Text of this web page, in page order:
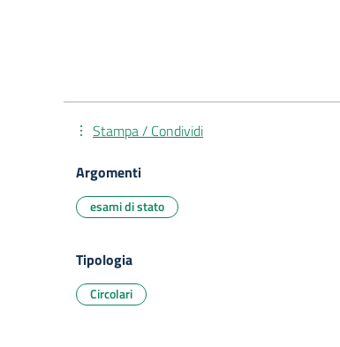
Stampa / Condividi
Argomenti
esami di stato
Tipologia
Circolari